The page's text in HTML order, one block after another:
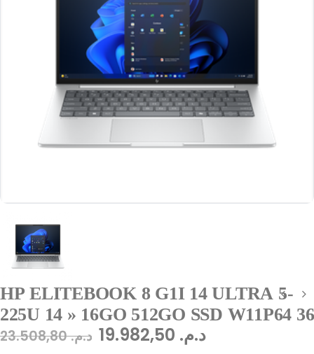
HP ELITEBOOK 8 G1I 14 ULTRA 5-
225U 14 » 16GO 512GO SSD W11P64
د.م.23.508,80 د.م.